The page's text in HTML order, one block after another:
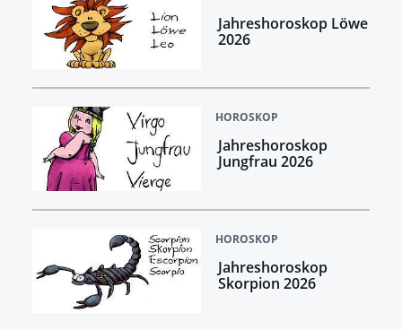
Jahreshoroskop Löwe
2026
HOROSKOP
Jahreshoroskop
Jungfrau 2026
HOROSKOP
Jahreshoroskop
Skorpion 2026